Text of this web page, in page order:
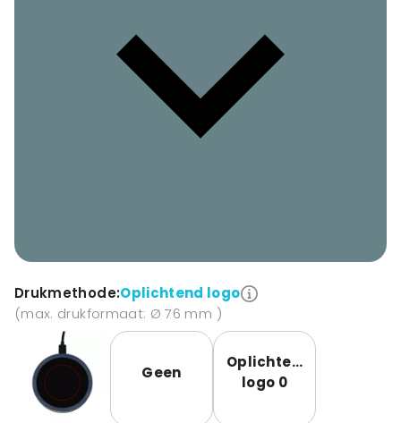
Drukmethode:Oplichtend logo
(max. drukformaat: Ø 76 mm )
Geen
Oplichtend
logo 0